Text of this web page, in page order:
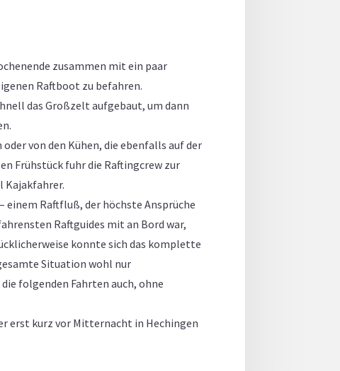
zusammen mit ein paar
Raftboot zu befahren.
das Großzelt aufgebaut, um dann
von den Kühen, die ebenfalls auf der
Frühstück fuhr die Raftingcrew zur
Kajakfahrer.
einem Raftfluß, der höchste Ansprüche
Raftguides mit an Bord war,
konnte sich das komplette
Situation wohl nur
folgenden Fahrten auch, ohne
erst kurz vor Mitternacht in Hechingen